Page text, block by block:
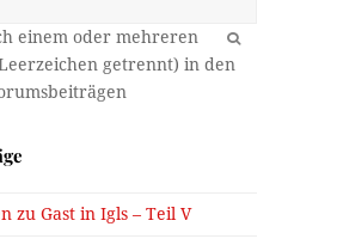
OK
zu Gast in Igls – Teil V